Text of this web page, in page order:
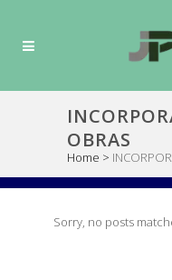
OBRAS
Home >
Sorry, no posts